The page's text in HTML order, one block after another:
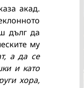
акад.
дълг да
му
а да се
и като
хора,